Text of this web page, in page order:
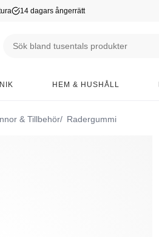
14 dagars ångerrätt
HEM & HUSHÅLL
& Tillbehör Radergummi